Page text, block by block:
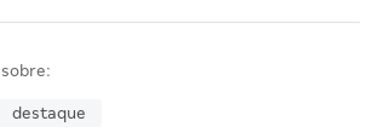
destaque